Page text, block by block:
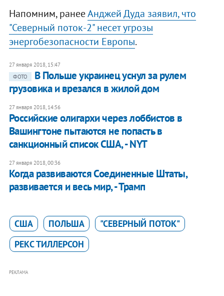
Напомним, ранееАнджей Дуда заявил, что
"Северный поток-2" несет угрозы
энергобезопасности Европы.
27 января 2018, 15:47
ФОТО
​В Польше украинец уснул за рулем
грузовика и врезался в жилой дом
27 января 2018, 14:56
Российские олигархи через лоббистов в
Вашингтоне пытаются не попасть в
санкционный список США, - NYT
27 января 2018, 00:36
Когда развиваются Соединенные Штаты,
развивается и весь мир, - Трамп
США ПОЛЬША
"СЕВЕРНЫЙ ПОТОК"
РЕКС ТИЛЛЕРСОН
РЕКЛАМА